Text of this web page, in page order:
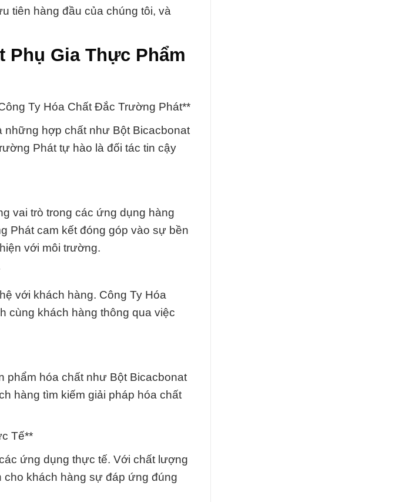
tiên hàng đầu của chúng tôi, và
Phụ Gia Thực Phẩm
Ty Hóa Chất Đắc Trường Phát**
những hợp chất như Bột Bicacbonat
Phát tự hào là đối tác tin cậy
vai trò trong các ứng dụng hàng
Phát cam kết đóng góp vào sự bền
với môi trường.
với khách hàng. Công Ty Hóa
cùng khách hàng thông qua việc
phẩm hóa chất như Bột Bicacbonat
hàng tìm kiếm giải pháp hóa chất
Tế**
ứng dụng thực tế. Với chất lượng
cho khách hàng sự đáp ứng đúng